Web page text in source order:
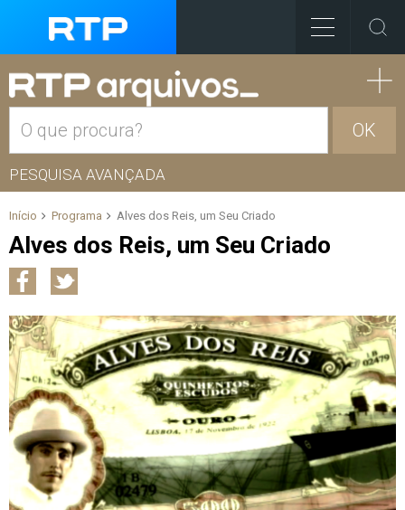
OK
PESQUISA AVANÇADA
Início Programa Alves dos Reis, um Seu Criado
Alves dos Reis, um Seu Criado